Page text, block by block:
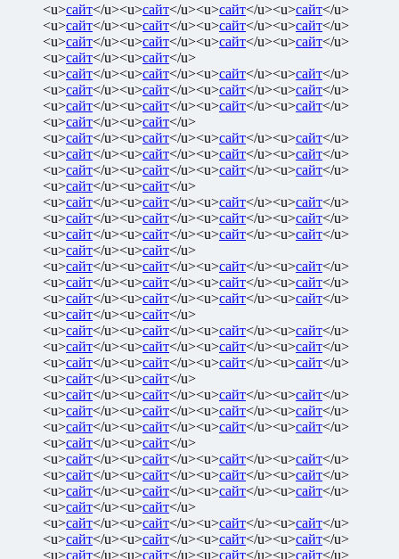
<u>сайт</u><u>сайт</u><u>сайт</u><u>сайт</u>
<u>сайт</u><u>сайт</u><u>сайт</u><u>сайт</u>
<u>сайт</u><u>сайт</u><u>сайт</u><u>сайт</u>
<u>сайт</u><u>сайт</u>
<u>сайт</u><u>сайт</u><u>сайт</u><u>сайт</u>
<u>сайт</u><u>сайт</u><u>сайт</u><u>сайт</u>
<u>сайт</u><u>сайт</u><u>сайт</u><u>сайт</u>
<u>сайт</u><u>сайт</u>
<u>сайт</u><u>сайт</u><u>сайт</u><u>сайт</u>
<u>сайт</u><u>сайт</u><u>сайт</u><u>сайт</u>
<u>сайт</u><u>сайт</u><u>сайт</u><u>сайт</u>
<u>сайт</u><u>сайт</u>
<u>сайт</u><u>сайт</u><u>сайт</u><u>сайт</u>
<u>сайт</u><u>сайт</u><u>сайт</u><u>сайт</u>
<u>сайт</u><u>сайт</u><u>сайт</u><u>сайт</u>
<u>сайт</u><u>сайт</u>
<u>сайт</u><u>сайт</u><u>сайт</u><u>сайт</u>
<u>сайт</u><u>сайт</u><u>сайт</u><u>сайт</u>
<u>сайт</u><u>сайт</u><u>сайт</u><u>сайт</u>
<u>сайт</u><u>сайт</u>
<u>сайт</u><u>сайт</u><u>сайт</u><u>сайт</u>
<u>сайт</u><u>сайт</u><u>сайт</u><u>сайт</u>
<u>сайт</u><u>сайт</u><u>сайт</u><u>сайт</u>
<u>сайт</u><u>сайт</u>
<u>сайт</u><u>сайт</u><u>сайт</u><u>сайт</u>
<u>сайт</u><u>сайт</u><u>сайт</u><u>сайт</u>
<u>сайт</u><u>сайт</u><u>сайт</u><u>сайт</u>
<u>сайт</u><u>сайт</u>
<u>сайт</u><u>сайт</u><u>сайт</u><u>сайт</u>
<u>сайт</u><u>сайт</u><u>сайт</u><u>сайт</u>
<u>сайт</u><u>сайт</u><u>сайт</u><u>сайт</u>
<u>сайт</u><u>сайт</u>
<u>сайт</u><u>сайт</u><u>сайт</u><u>сайт</u>
<u>сайт</u><u>сайт</u><u>сайт</u><u>сайт</u>
<u>сайт</u><u>сайт</u><u>сайт</u><u>сайт</u>